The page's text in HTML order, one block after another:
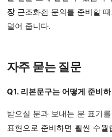
장근조화환 문의를 준비할
덜어 줍니다.
자주 묻는 질문
Q1. 리본문구는 어떻게 준비
받으실 분과 보내는 분 표기
표현으로 준비하면 훨씬 수월